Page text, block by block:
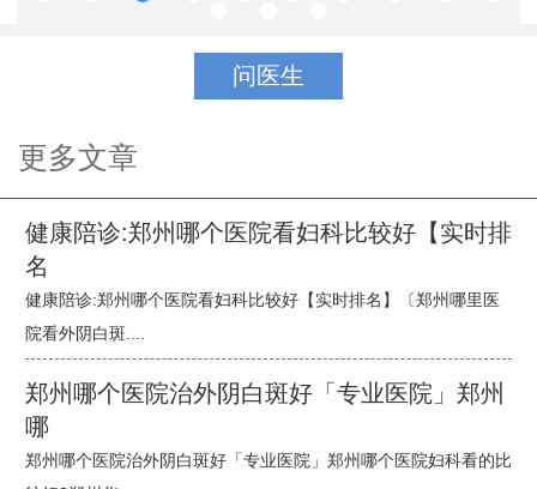
问医生
更多文章
健康陪诊:郑州哪个医院看妇科比较好【实时排
名
健康陪诊:郑州哪个医院看妇科比较好【实时排名】〔郑州哪里医
院看外阴白斑....
郑州哪个医院治外阴白斑好「专业医院」郑州
哪
郑州哪个医院治外阴白斑好「专业医院」郑州哪个医院妇科看的比